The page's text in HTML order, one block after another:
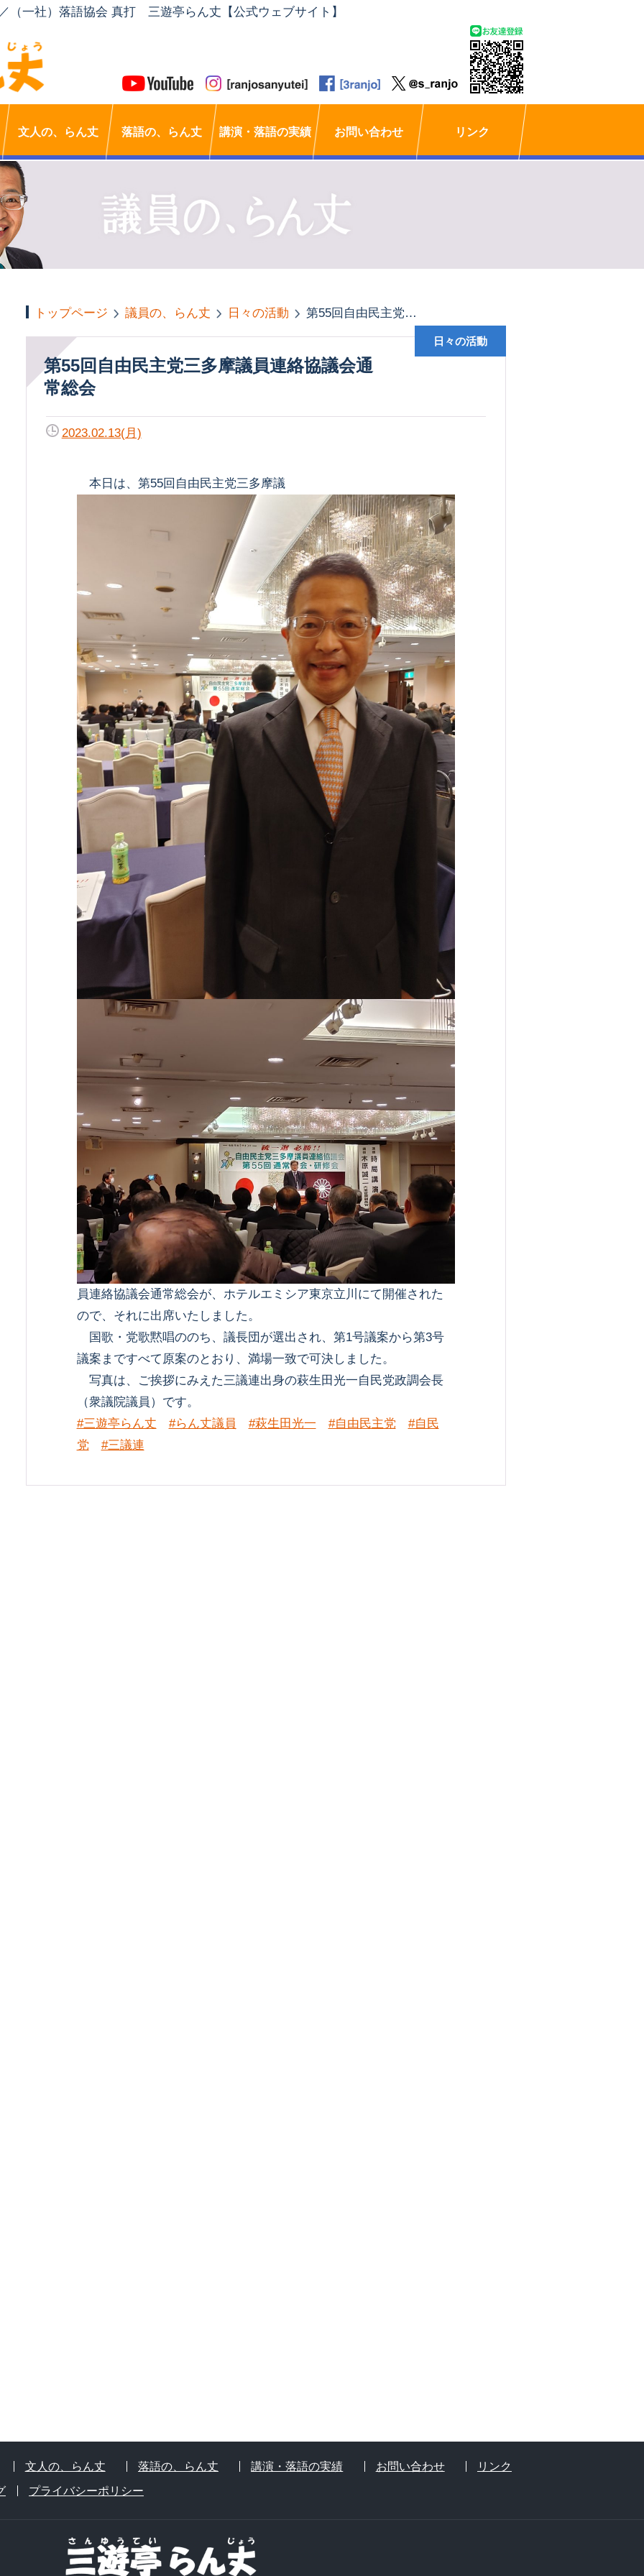
（一社）落語協会 真打 三遊亭らん丈【公式ウェブサイト】
文人の、らん丈 落語の、らん丈 講演・落語の実績 お問い合わせ リンク
トップページ 議員の、らん丈 日々の活動 第55回自由民主党三多摩議員連絡協議会通常総会
第55回自由民主党三多摩議員連絡協議会通
常総会
日々の活動
2023.02.13(月)
本日は、第55回自由民主党三多摩議
員連絡協議会通常総会が、ホテルエミシア東京立川にて開催された
ので、それに出席いたしました。
国歌・党歌黙唱ののち、議長団が選出され、第1号議案から第3号
議案まですべて原案のとおり、満場一致で可決しました。
写真は、ご挨拶にみえた三議連出身の萩生田光一自民党政調会長
（衆議院議員）です。
#三遊亭らん丈
#らん丈議員 #萩生田光一 #自由民主党
#自民
党
#三議連
文人の、らん丈 落語の、らん丈 講演・落語の実績 お問い合わせ
リンク
プライバシーポリシー